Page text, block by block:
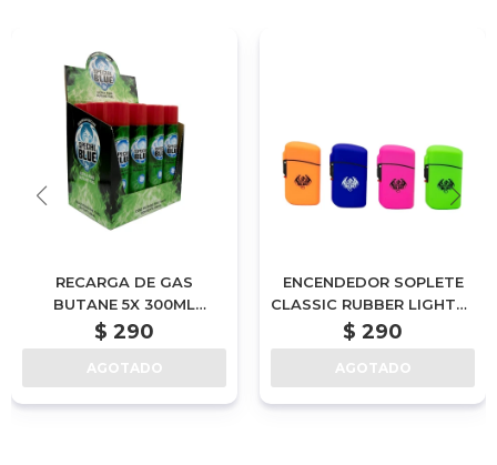
RECARGA DE GAS
BUTANE 5X 300ML
SPECIAL BLUE
$ 290
AGOTADO
ENCENDEDOR SOPLETE
CLASSIC RUBBER LIGHTER
SPECIAL BLUE
$ 290
AGOTADO